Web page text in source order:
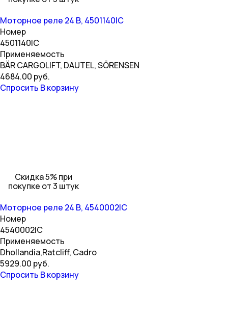
Моторное реле 24 В, 4501140IC
Номер
4501140IC
Применяемость
BÄR CARGOLIFT, DAUTEL, SÖRENSEN
4684.00 руб.
Спросить В корзину
Скидка 5% при
покупке от 3 штук
Моторное реле 24 В, 4540002IC
Номер
4540002IC
Применяемость
Dhollandia,Ratcliff, Cadro
5929.00 руб.
Спросить В корзину